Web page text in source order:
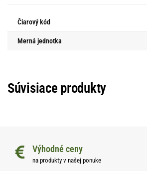
Čiarový kód
Merná jednotka
Súvisiace produkty
Výhodné ceny
na produkty v našej ponuke